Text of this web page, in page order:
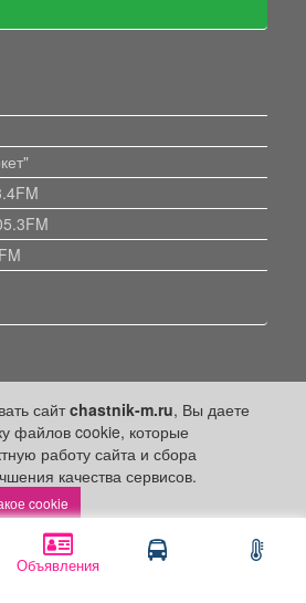
Объявления
сайтchastnik-m.ru, Вы даете
файлов cookie, которые
работу сайта и сбора
качества сервисов.
cookie
«На правах рекламы»,
рекламодателем.
за достоверность
ООО "Частник-М"